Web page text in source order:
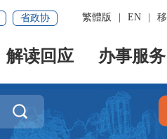
繁體版 EN
省政协
解读回应 办事服务
